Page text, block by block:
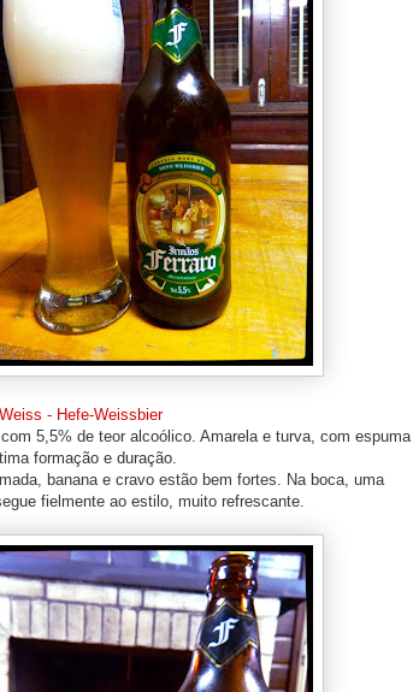
- Hefe-Weissbier
5,5% de teor alcoólico. Amarela e turva, com espuma
formação e duração.
banana e cravo estão bem fortes. Na boca, uma
fielmente ao estilo, muito refrescante.